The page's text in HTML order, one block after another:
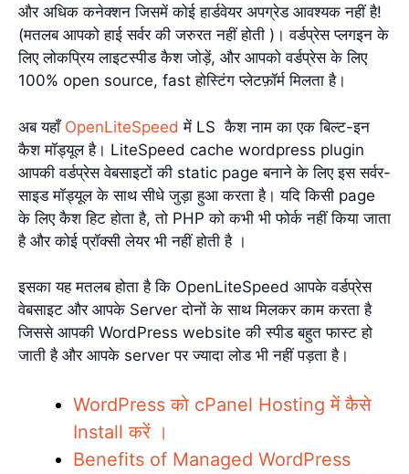
और अधिक कनेक्शन जिसमें कोई हार्डवेयर अपग्रेड आवश्यक नहीं है!
(मतलब आपको हाई सर्वर की जरुरत नहीं होती )। वर्डप्रेस प्लगइन के
लिए लोकप्रिय लाइटस्पीड कैश जोड़ें, और आपको वर्डप्रेस के लिए
100% open source, fast होस्टिंग प्लेटफ़ॉर्म मिलता है।
अब यहाँ OpenLiteSpeed ​​में LS कैश नाम का एक बिल्ट-इन
कैश मॉड्यूल है। LiteSpeed cache wordpress plugin
आपकी वर्डप्रेस वेबसाइटों की static page बनाने के लिए इस सर्वर-
साइड मॉड्यूल के साथ सीधे जुड़ा हुआ करता है। यदि किसी page
के लिए कैश हिट होता है, तो PHP को कभी भी फोर्क नहीं किया जाता
है और कोई प्रॉक्सी लेयर भी नहीं होती है ।
इसका यह मतलब होता है कि OpenLiteSpeed आपके वर्डप्रेस
वेबसाइट और आपके Server दोनों के साथ मिलकर काम करता है
जिससे आपकी WordPress website की स्पीड बहुत फास्ट हो
जाती है और आपके server पर ज्यादा लोड भी नहीं पड़ता है।
WordPress को cPanel Hosting में कैसे
Install करें ।
Benefits of Managed WordPress